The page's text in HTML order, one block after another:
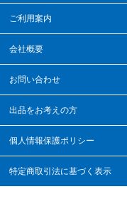
ご利用案内
会社概要
お問い合わせ
出品をお考えの方
個人情報保護ポリシー
特定商取引法に基づく表示